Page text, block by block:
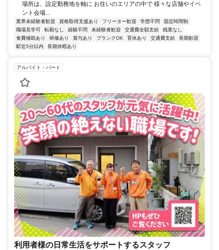
場所は、設定勤務地を軸に お住いのエリアの中で 様々な店舗やイベ
ント会場...
業界未経験者歓迎 資格取得支援あり フリーター歓迎 学歴不問
固定時間制
職場見学可
転勤なし 経験不問 未経験者歓迎 交通費全額支給
残業なし
食費補助あり
研修あり 賞与あり ブランクOK 育休あり 交通費支給
長期歓迎
駅近5分以内
長期休暇あり
アルバイト・パート
利用者様の日常生活をサポートするスタッフ